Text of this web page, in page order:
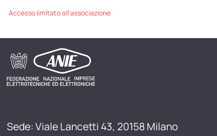
Accesso limitato all'associazione
Sede: Viale Lancetti 43, 20158 Milano